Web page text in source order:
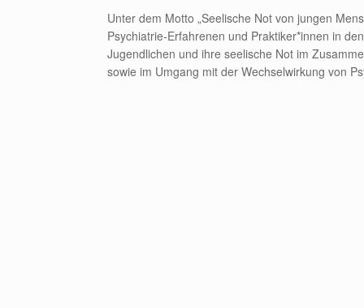
Unter dem Motto „Seelische Not von jungen
Psychiatrie-Erfahrenen und Praktiker*innen in
Jugendlichen und ihre seelische Not im
sowie im Umgang mit der Wechselwirkung von